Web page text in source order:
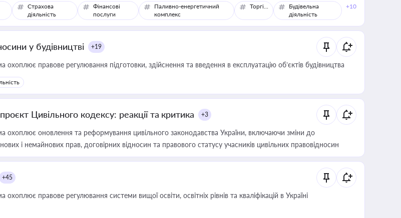
Страхова
діяльність
Фінансові
послуги
Паливно-енергетичний
комплекс
Торгівля
Будівельна
діяльність
+10
у будівництві +19
охоплює правове регулювання підготовки, здійснення та введення в експлуатацію об’єктів будівництва
Цивільного кодексу: реакції та критика +3
охоплює оновлення та реформування цивільного законодавства України, включаючи зміни до
і немайнових прав, договірних відносин та правового статусу учасників цивільних правовідносин
+45
охоплює правове регулювання системи вищої освіти, освітніх рівнів та кваліфікацій в Україні